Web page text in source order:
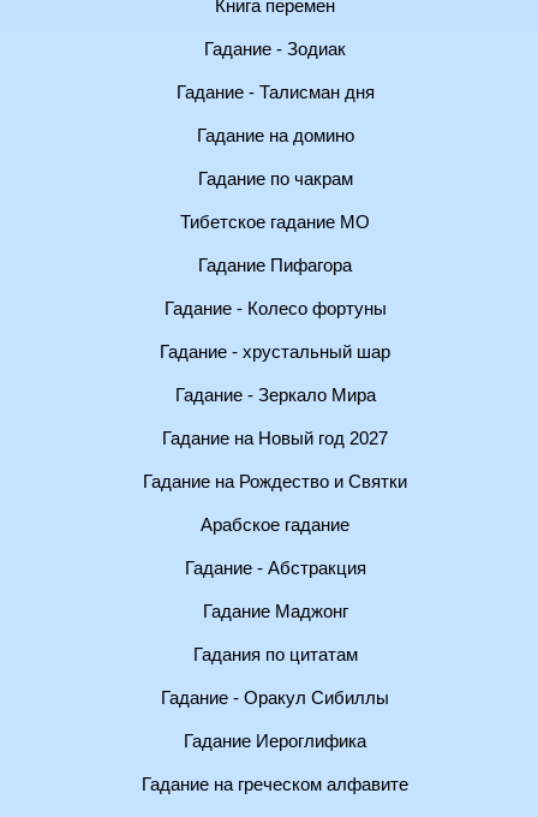
Книга перемен
Гадание - Зодиак
Гадание - Талисман дня
Гадание на домино
Гадание по чакрам
Тибетское гадание МО
Гадание Пифагора
Гадание - Колесо фортуны
Гадание - хрустальный шар
Гадание - Зеркало Мира
Гадание на Новый год 2027
Гадание на Рождество и Святки
Арабское гадание
Гадание - Абстракция
Гадание Маджонг
Гадания по цитатам
Гадание - Оракул Сибиллы
Гадание Иероглифика
Гадание на греческом алфавите